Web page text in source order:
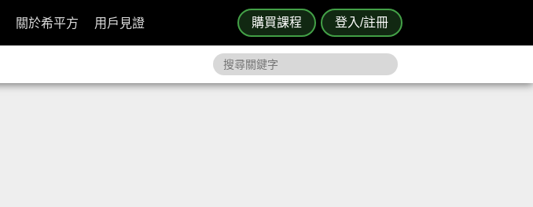
購買課程 登入/註冊
關於希平方 用戶見證